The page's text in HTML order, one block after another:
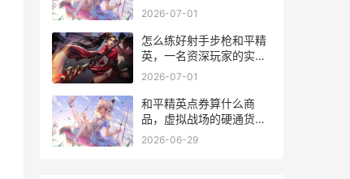
2026-07-01
怎么练好射手步枪和平精
英，一名资深玩家的实战
精进之路
2026-07-01
和平精英点券算什么商
品，虚拟战场的硬通货与
情感纽带
2026-06-29